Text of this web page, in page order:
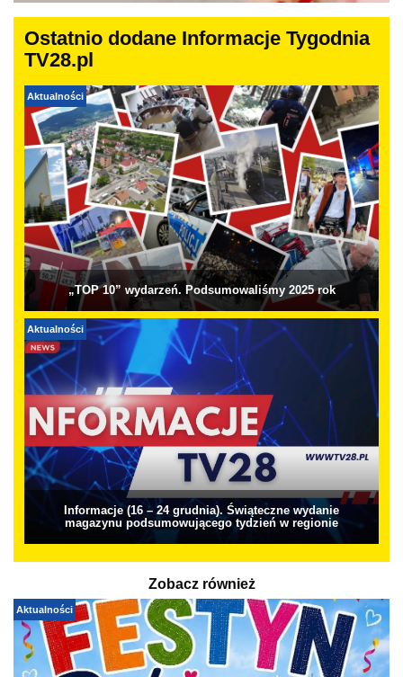
Ostatnio dodane Informacje Tygodnia
TV28.pl
Aktualności
„TOP 10” wydarzeń. Podsumowaliśmy 2025 rok
Aktualności
Informacje (16 – 24 grudnia). Świąteczne wydanie
magazynu podsumowującego tydzień w regionie
Zobacz również
Aktualności